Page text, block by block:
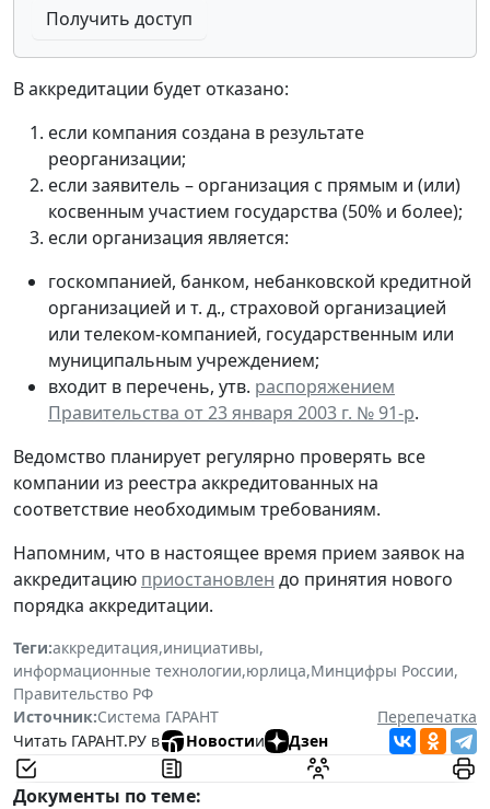
Получить доступ
В аккредитации будет отказано:
если компания создана в результате
реорганизации;
если заявитель – организация с прямым и (или)
косвенным участием государства (50% и более);
если организация является:
госкомпанией, банком, небанковской кредитной
организацией и т. д., страховой организацией
или телеком-компанией, государственным или
муниципальным учреждением;
входит в перечень, утв. распоряжением
Правительства от 23 января 2003 г. № 91-р.
Ведомство планирует регулярно проверять все
компании из реестра аккредитованных на
соответствие необходимым требованиям.
Напомним, что в настоящее время прием заявок на
аккредитацию приостановлен до принятия нового
порядка аккредитации.
Теги:аккредитация,инициативы,
информационные технологии,юрлица,Минцифры России,
Правительство РФ
Источник:Система ГАРАНТ
Перепечатка
Читать ГАРАНТ.РУ в
Новостии Дзен
Документы по теме: